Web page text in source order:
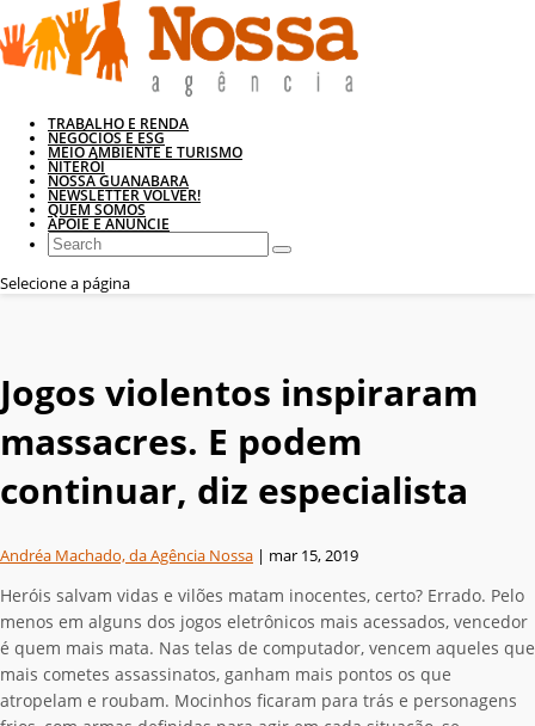
TRABALHO E RENDA
NEGÓCIOS E ESG
MEIO AMBIENTE E TURISMO
NITERÓI
NOSSA GUANABARA
NEWSLETTER VOLVER!
QUEM SOMOS
APOIE E ANUNCIE
Selecione a página
Jogos violentos inspiraram
massacres. E podem
continuar, diz especialista
Andréa Machado, da Agência Nossa | mar 15, 2019
Heróis salvam vidas e vilões matam inocentes, certo? Errado. Pelo
menos em alguns dos jogos eletrônicos mais acessados, vencedor
é quem mais mata. Nas telas de computador, vencem aqueles que
mais cometes assassinatos, ganham mais pontos os que
atropelam e roubam. Mocinhos ficaram para trás e personagens